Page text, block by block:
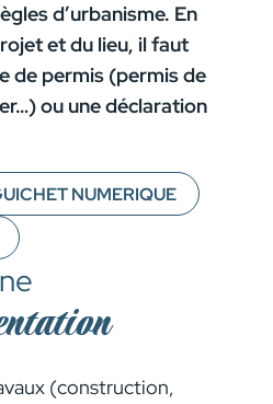
d’urbanisme. En
et du lieu, il faut
de permis (permis de
ou une déclaration
NUMERIQUE
(construction,